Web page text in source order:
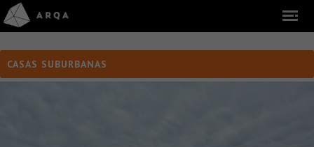
CASAS SUBURBANAS